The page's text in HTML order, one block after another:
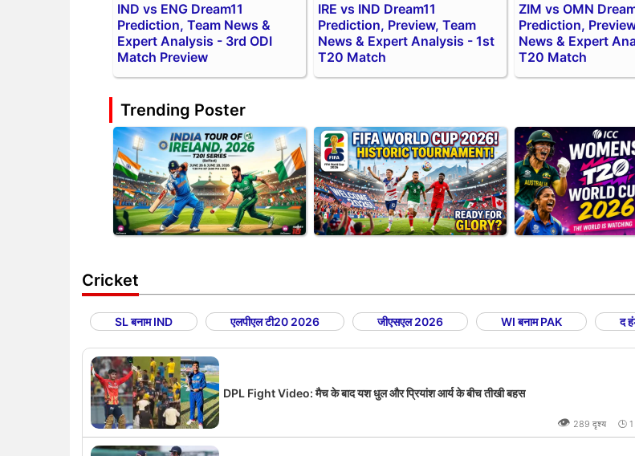
IND vs ENG Dream11
Prediction, Team News &
Expert Analysis - 3rd ODI
Match Preview
IRE vs IND Dream11
Prediction, Preview, Team
News & Expert Analysis - 1st
T20 Match
ZIM vs OMN
Prediction,
News & Expert
T20 Match
Trending Poster
Cricket
SL बनाम IND एलपीएल टी20 2026 जीएसएल 2026 WI बनाम PAK द
DPL Fight Video: मैच के बाद यश धुल और प्रियांश आर्य के बीच तीखी बहस
👁 289 दृश्य 🕒 1